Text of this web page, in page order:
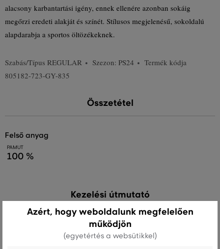
alacsony karbantartási igény, ennek ellenére azonban sokáig
megőrzi eredeti alakját és színét. Stílusos megjelenésű, sokoldalú
alapdarabja a sportos öltözékeknek.
Szabás/Típus REGULAR Szezon: PS24
Termék kódja
805182-723-GY-835
Összetétel
felső anyag
PAMUT
100 %
Kezelési útmutató
SZÁRÍTÁS
Azért, hogy weboldalunk megfelelően
működjön
(egyetértés a websütikkel)